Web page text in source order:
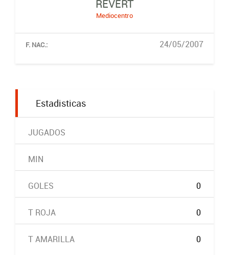
REVERT
Mediocentro
F. NAC.: 24/05/2007
Estadisticas
JUGADOS
MIN
GOLES 0
T ROJA 0
T AMARILLA 0